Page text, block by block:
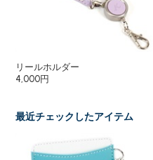
リールホルダー
4,000円
最近チェックしたアイテム